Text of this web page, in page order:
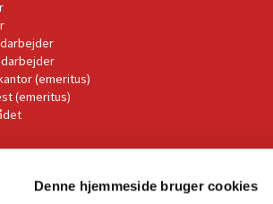
Denne hjemmeside bruger cookies
(emeritus)
(emeritus)